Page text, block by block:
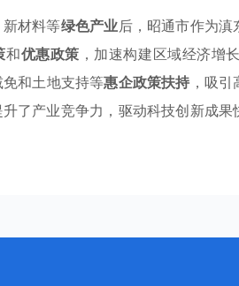
材料等绿色产业后，昭通市作为
和优惠政策 ，加速构建区域经济增
免和土地支持等惠企政策扶持 ，吸
了产业竞争力，驱动科技创新成